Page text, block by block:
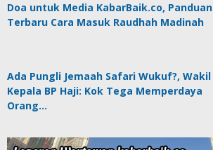
Doa untuk Media KabarBaik.co, Panduan
Terbaru Cara Masuk Raudhah Madinah
Ada Pungli Jemaah Safari Wukuf?, Wakil
Kepala BP Haji: Kok Tega Memperdaya
Orang…